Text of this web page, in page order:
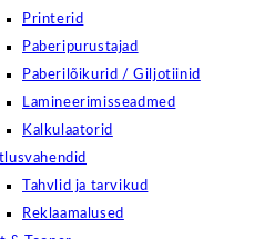
Printerid
Paberipurustajad
Paberilõikurid / Giljotiinid
Lamineerimisseadmed
Kalkulaatorid
Tahvlid ja tarvikud
Reklaamalused